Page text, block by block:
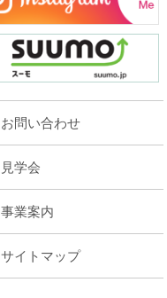
お問い合わせ
見学会
事業案内
サイトマップ